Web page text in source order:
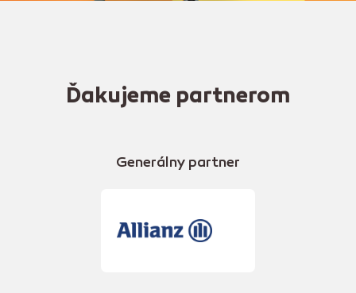
Ďakujeme partnerom
Generálny partner